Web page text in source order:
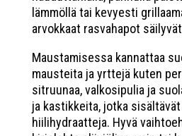
lämmöllä tai kevyesti
arvokkaat rasvahapot
Maustamisessa kannattaa
mausteita ja yrttejä kuten
sitruunaa, valkosipulia ja
ja kastikkeita, jotka
hiilihydraatteja. Hyvä